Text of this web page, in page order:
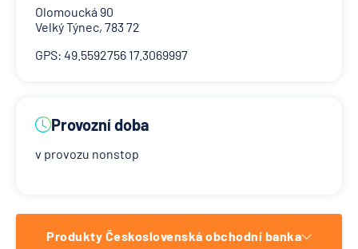
Olomoucká 90
Velký Týnec, 783 72
GPS: 49.5592756 17.3069997
Provozní doba
v provozu nonstop
Produkty Československá obchodní banka